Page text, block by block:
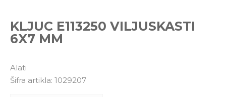
KLJUC E113250 VILJUSKASTI
6X7 MM
Alati
Šifra artikla: 1029207